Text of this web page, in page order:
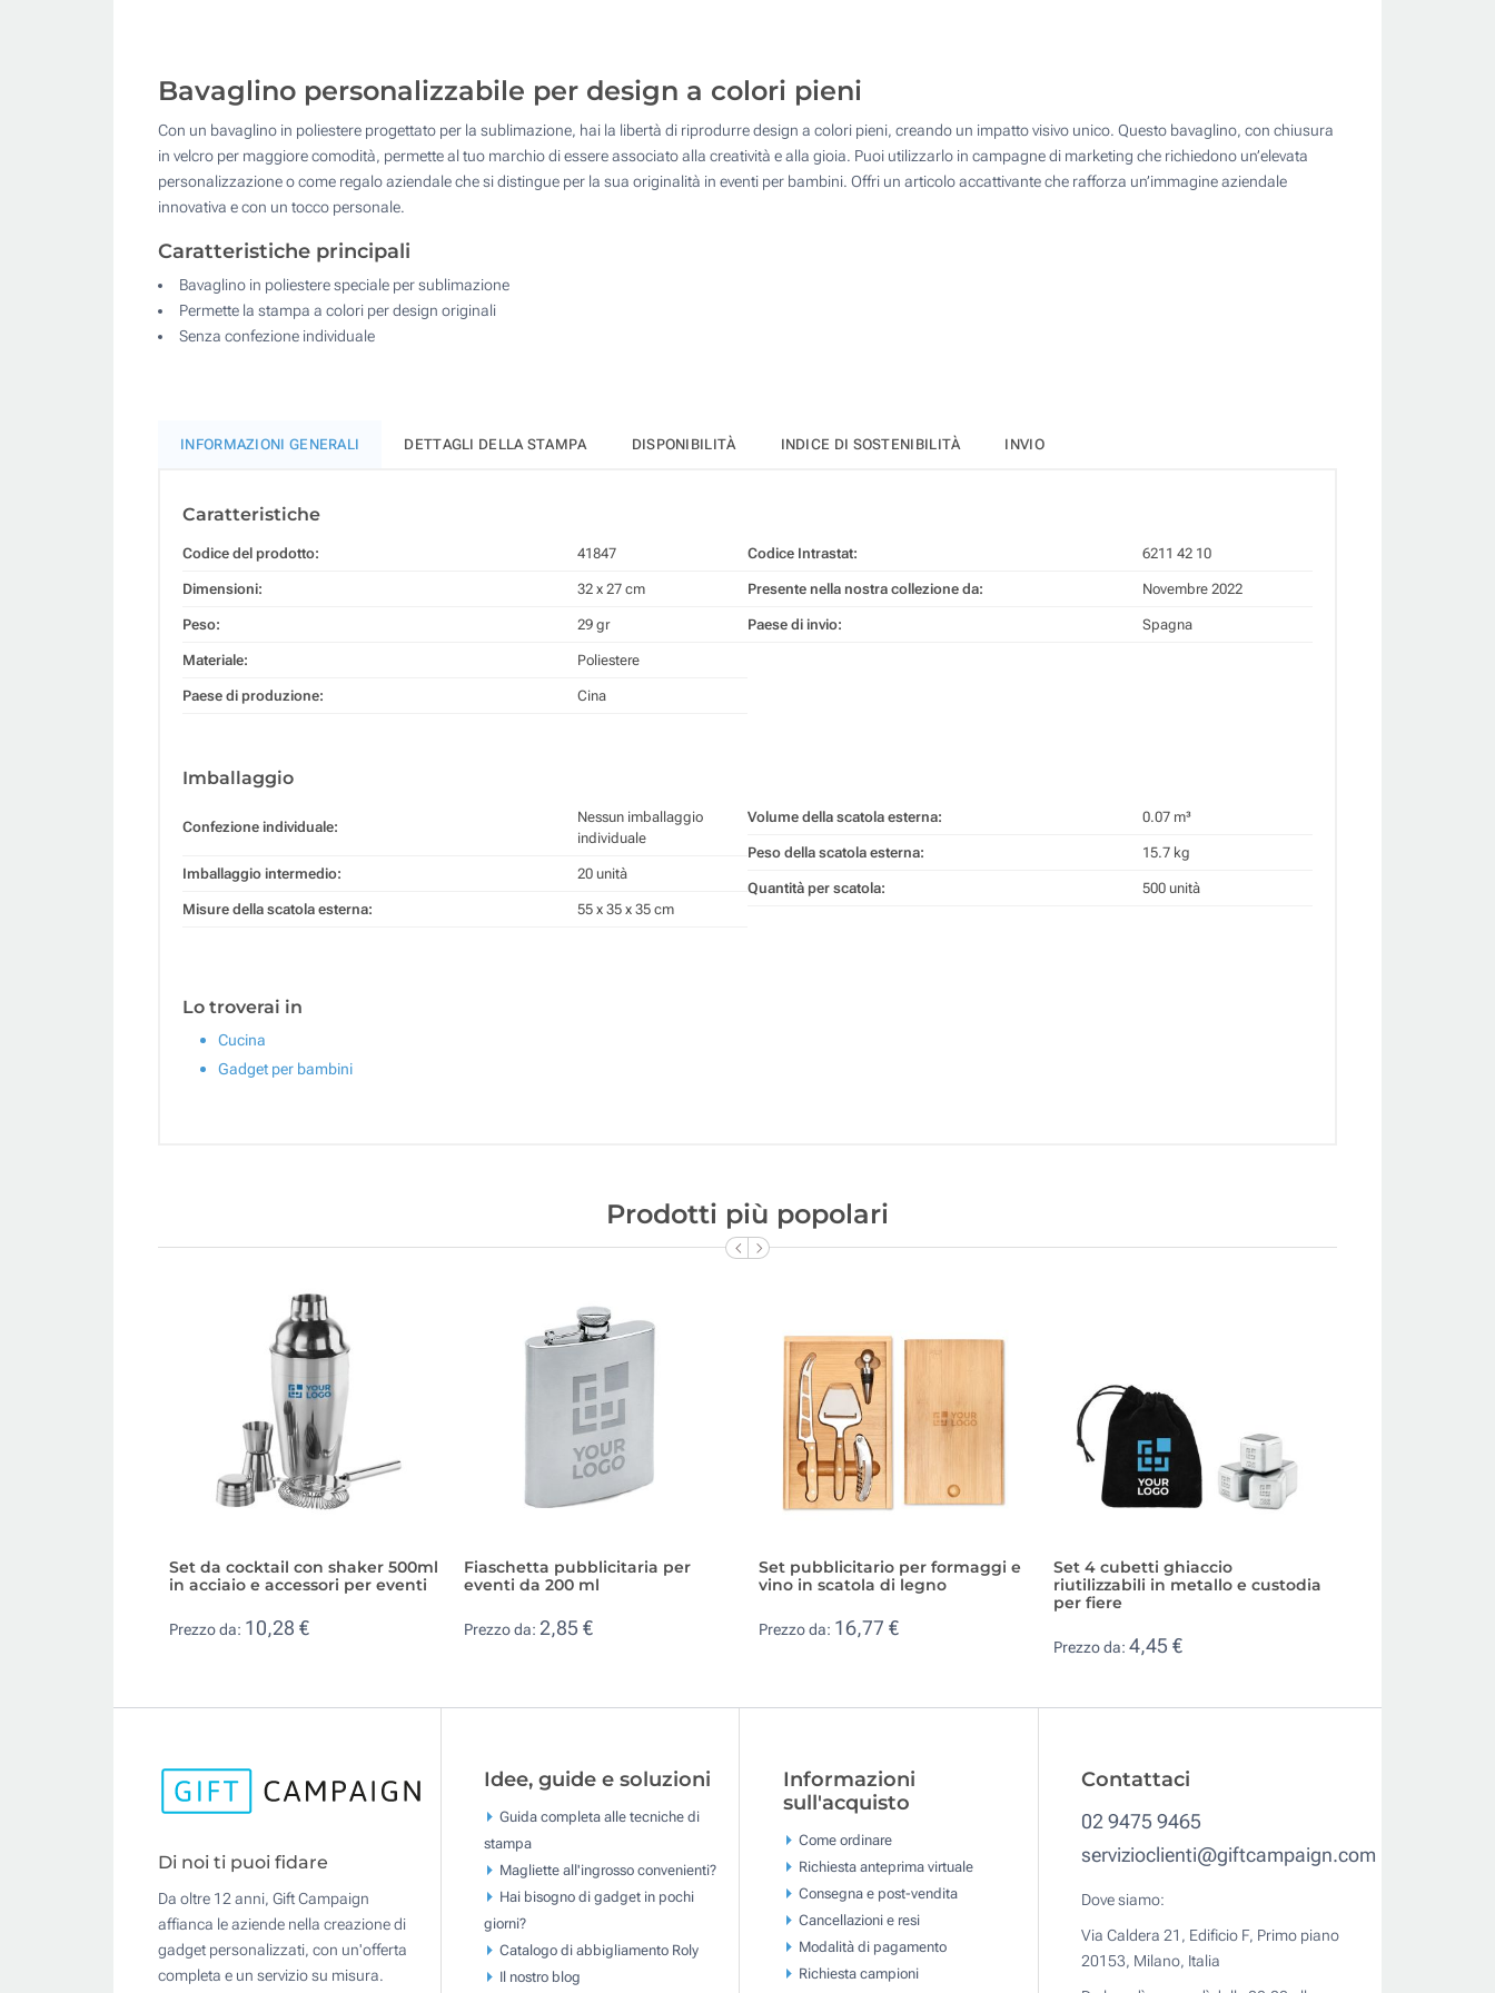
500
Quantità desiderata :
Aggiorna
Bavaglino personalizzabile per design a colori pieni
Con un bavaglino in poliestere progettato per la sublimazione, hai la libertà di riprodurre design a colori pieni, creando un impatto visivo unico. Questo bavaglino, con chiusura
in velcro per maggiore comodità, permette al tuo marchio di essere associato alla creatività e alla gioia. Puoi utilizzarlo in campagne di marketing che richiedono un’elevata
personalizzazione o come regalo aziendale che si distingue per la sua originalità in eventi per bambini. Offri un articolo accattivante che rafforza un’immagine aziendale
innovativa e con un tocco personale.
Caratteristiche principali
Bavaglino in poliestere speciale per sublimazione
Permette la stampa a colori per design originali
Senza confezione individuale
INFORMAZIONI GENERALI DETTAGLI DELLA STAMPA DISPONIBILITÀ INDICE DI SOSTENIBILITÀ INVIO
Caratteristiche
Codice del prodotto: 41847
Dimensioni: 32 x 27 cm
Peso: 29 gr
Materiale: Poliestere
Paese di produzione: Cina
Codice Intrastat: 6211 42 10
Presente nella nostra collezione da: Novembre 2022
Paese di invio: Spagna
Imballaggio
Confezione individuale:
Nessun imballaggio
individuale
Imballaggio intermedio: 20 unità
Misure della scatola esterna: 55 x 35 x 35 cm
Volume della scatola esterna: 0.07 m³
Peso della scatola esterna: 15.7 kg
Quantità per scatola: 500 unità
Lo troverai in
Cucina
Gadget per bambini
Prodotti più popolari
Set da cocktail con shaker 500ml
in acciaio e accessori per eventi
Prezzo da: 10,28 €
Fiaschetta pubblicitaria per
eventi da 200 ml
Prezzo da: 2,85 €
Set pubblicitario per formaggi e
vino in scatola di legno
Prezzo da: 16,77 €
Set 4 cubetti ghiaccio
riutilizzabili in metallo e custodia
per fiere
Prezzo da: 4,45 €
Di noi ti puoi fidare
Da oltre 12 anni, Gift Campaign
affianca le aziende nella creazione di
gadget personalizzati, con un'offerta
completa e un servizio su misura.
Idee, guide e soluzioni
Guida completa alle tecniche di
stampa
Magliette all'ingrosso convenienti?
Hai bisogno di gadget in pochi
giorni?
Catalogo di abbigliamento Roly
Il nostro blog
Informazioni
sull'acquisto
Come ordinare
Richiesta anteprima virtuale
Consegna e post-vendita
Cancellazioni e resi
Modalità di pagamento
Richiesta campioni
Contattaci
02 9475 9465
servizioclienti@giftcampaign.com
Dove siamo:
Via Caldera 21, Edificio F, Primo piano
20153, Milano, Italia